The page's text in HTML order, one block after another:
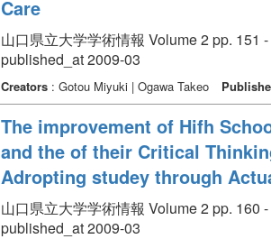
Care
山口県立大学学術情報 Volume 2 pp. 151
published_at 2009-03
Creators: Gotou Miyuki | Ogawa Takeo
The improvement of Hifh
and the of their Critical
Adropting studey through
山口県立大学学術情報 Volume 2 pp. 160
published_at 2009-03